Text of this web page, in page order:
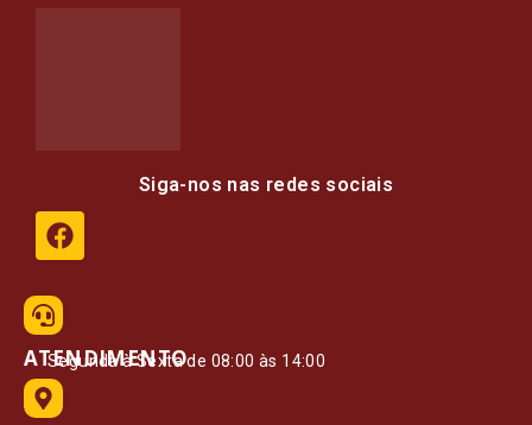
Siga-nos nas redes sociais
ATENDIMENTO
Segunda à Sexta de 08:00 às 14:00